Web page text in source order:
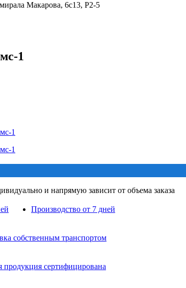
Макарова, 6с13, Р2-5
1
и напрямую зависит от объема заказа
Производство от 7 дней
собственным транспортом
продукция сертифицирована